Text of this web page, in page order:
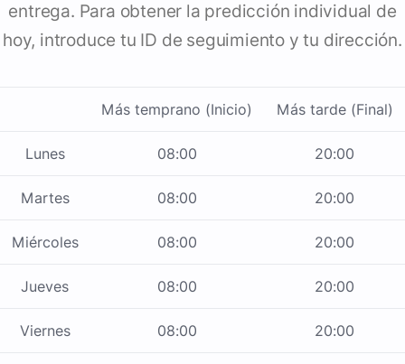
entrega. Para obtener la predicción individual de
hoy, introduce tu ID de seguimiento y tu dirección.
Más temprano (Inicio) Más tarde (Final)
Lunes 08:00 20:00
Martes 08:00 20:00
Miércoles 08:00 20:00
Jueves 08:00 20:00
Viernes 08:00 20:00